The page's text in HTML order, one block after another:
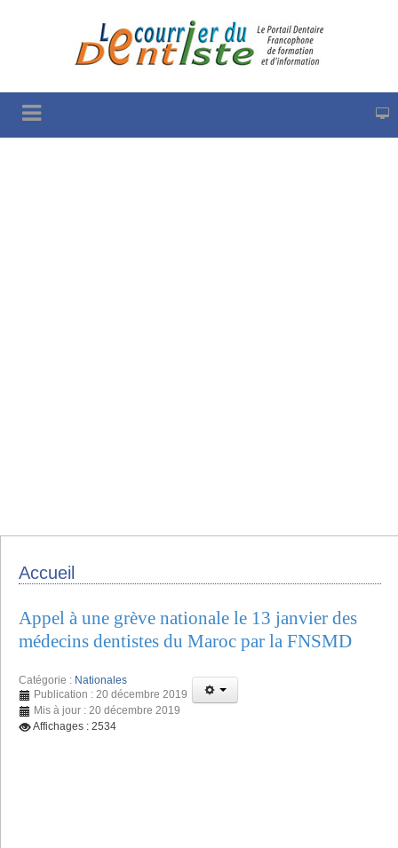
Accueil
Appel à une grève nationale le 13 janvier des
médecins dentistes du Maroc par la FNSMD
Catégorie : Nationales
Publication : 20 décembre 2019
Mis à jour : 20 décembre 2019
Affichages : 2534